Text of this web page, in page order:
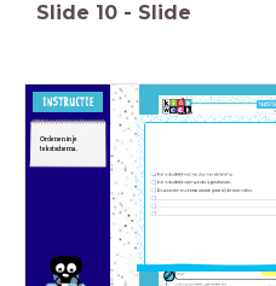
Slide 10 - Slide
Ordenen in je
tekstschema.